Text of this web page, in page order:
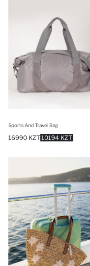
Sports And Travel Bag
10194 KZT
16990 KZT